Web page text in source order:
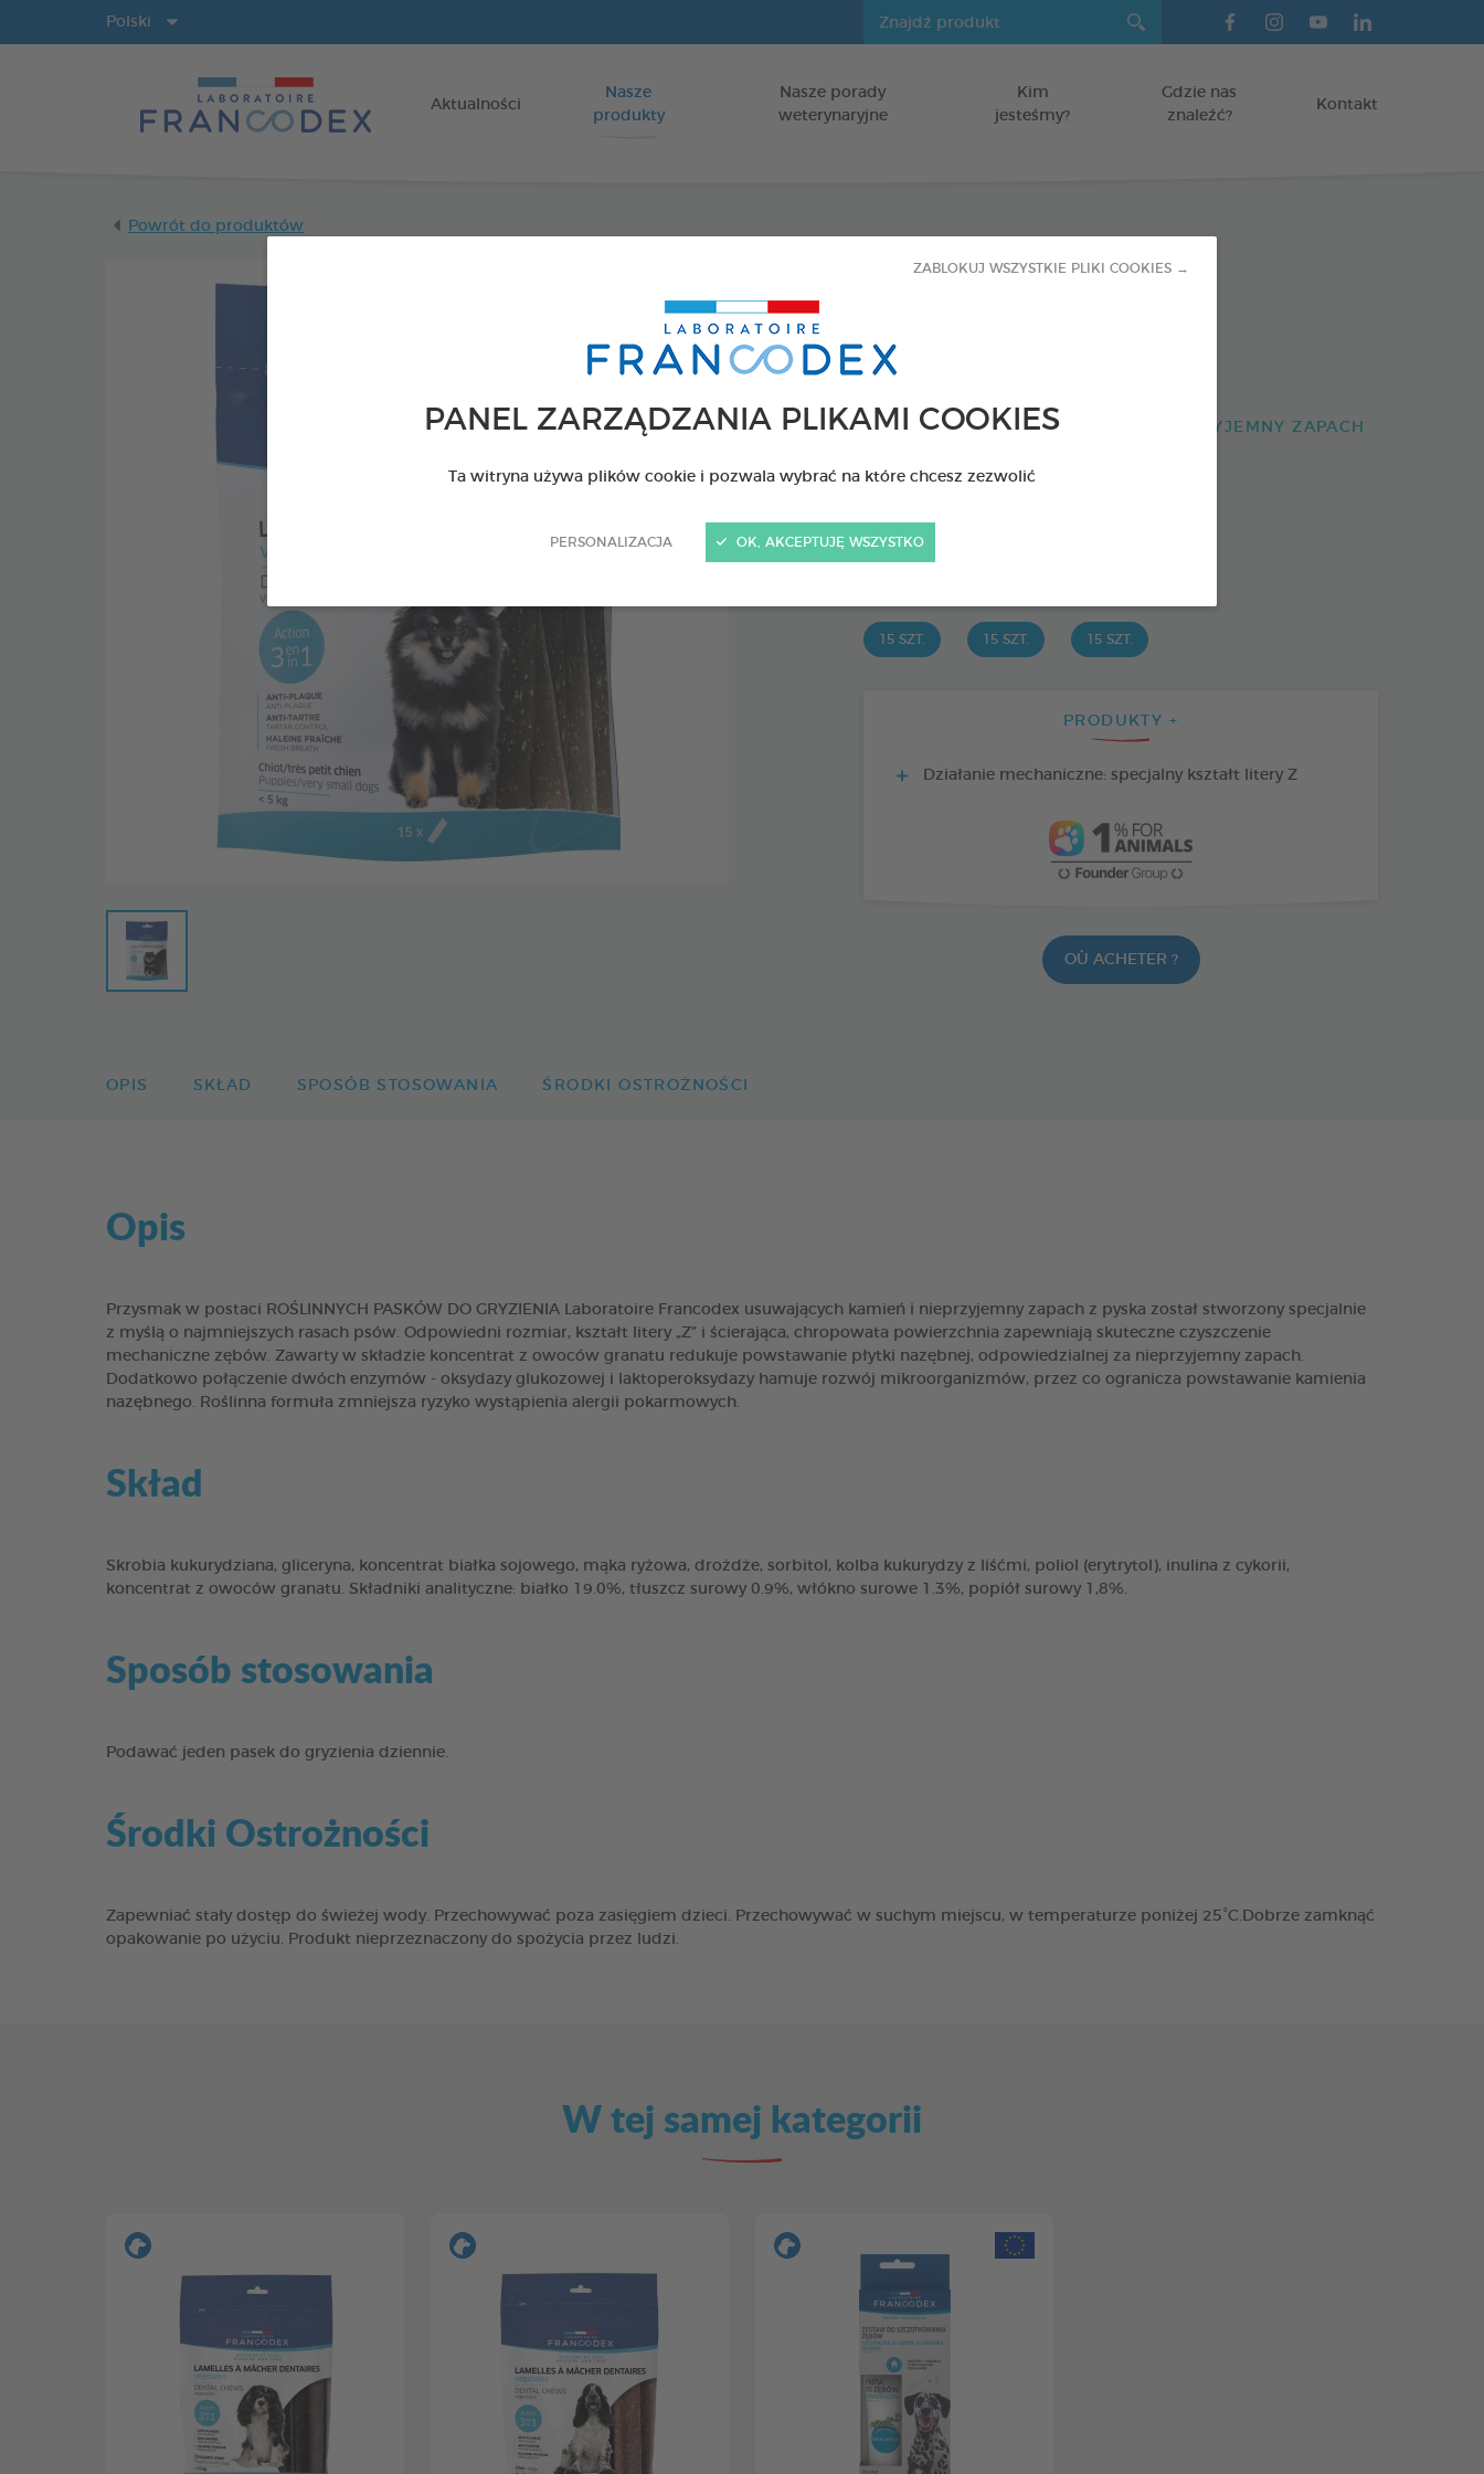
PANEL ZARZĄDZANIA PLIKAMI COOKIES
Ta witryna używa plików cookie i pozwala wybrać na które chcesz zezwolić
PERSONALIZACJA
ZABLOKUJ WSZYSTKIE PLIKI COOKIES →
OK, AKCEPTUJĘ WSZYSTKO
Idź do zawartości
Aktualności
Nasze
produkty
Nasze porady
weterynaryjne
Kim
jesteśmy?
Gdzie nas
znaleźć?
Kontakt
Polski
Powrót do produktów
Roślinne paski do
gryzienia
USUWAJĄCE OSAD NAZĘBNY I NIEPRZYJEMNY ZAPACH
15 SZT. 15 SZT. 15 SZT.
PRODUKTY +
Działanie mechaniczne: specjalny kształt litery Z
OÙ ACHETER ?
OPIS SKŁAD SPOSÓB STOSOWANIA ŚRODKI OSTROŻNOŚCI
Opis
Przysmak w postaci ROŚLINNYCH PASKÓW DO GRYZIENIA Laboratoire Francodex usuwających kamień i nieprzyjemny zapach z pyska został stworzony specjalnie
z myślą o najmniejszych rasach psów. Odpowiedni rozmiar, kształt litery „Z” i ścierająca, chropowata powierzchnia zapewniają skuteczne czyszczenie
mechaniczne zębów. Zawarty w składzie koncentrat z owoców granatu redukuje powstawanie płytki nazębnej, odpowiedzialnej za nieprzyjemny zapach.
Dodatkowo połączenie dwóch enzymów - oksydazy glukozowej i laktoperoksydazy hamuje rozwój mikroorganizmów, przez co ogranicza powstawanie kamienia
nazębnego. Roślinna formuła zmniejsza ryzyko wystąpienia alergii pokarmowych.
Skład
Skrobia kukurydziana, gliceryna, koncentrat białka sojowego, mąka ryżowa, drożdże, sorbitol, kolba kukurydzy z liśćmi, poliol (erytrytol), inulina z cykorii,
koncentrat z owoców granatu. Składniki analityczne: białko 19.0%, tłuszcz surowy 0.9%, włókno surowe 1.3%, popiół surowy 1,8%.
Sposób stosowania
Podawać jeden pasek do gryzienia dziennie.
Środki Ostrożności
Zapewniać stały dostęp do świeżej wody. Przechowywać poza zasięgiem dzieci. Przechowywać w suchym miejscu, w temperaturze poniżej 25°C.Dobrze zamknąć
opakowanie po użyciu. Produkt nieprzeznaczony do spożycia przez ludzi.
W tej samej kategorii